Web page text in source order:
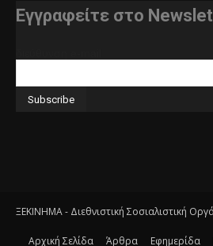
Εγγραφείτε στο
ΞΕΚΙΝΗΜΑ - Διεθνιστική Σοσιαλιστική
Αρχική Σελίδα Άρθρα Εφημερίδα